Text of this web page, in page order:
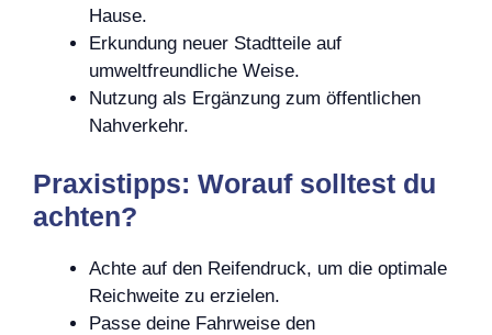
Hause.
Erkundung neuer Stadtteile auf
umweltfreundliche Weise.
Nutzung als Ergänzung zum öffentlichen
Nahverkehr.
Praxistipps: Worauf solltest du
achten?
Achte auf den Reifendruck, um die optimale
Reichweite zu erzielen.
Passe deine Fahrweise den